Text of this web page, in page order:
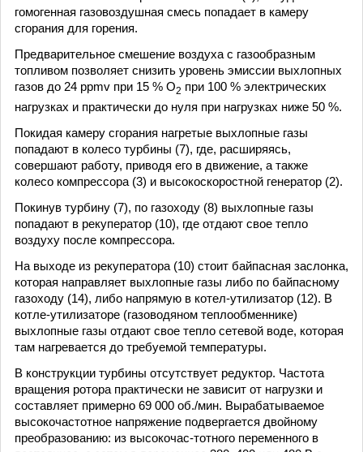
гомогенная газовоздушная смесь попадает в камеру
сгорания для горения.
Предварительное смешение воздуха с газообразным
топливом позволяет снизить уровень эмиссии выхлопных
газов до 24 ppmv при 15 % О2 при 100 % электрических
нагрузках и практически до нуля при нагрузках ниже 50 %.
Покидая камеру сгорания нагретые выхлопные газы
попадают в колесо турбины (7), где, расширяясь,
совершают работу, приводя его в движение, а также
колесо компрессора (3) и высокоскоростной генератор (2).
Покинув турбину (7), по газоходу (8) выхлопные газы
попадают в рекуператор (10), где отдают свое тепло
воздуху после компрессора.
На выходе из рекуператора (10) стоит байпасная заслонка,
которая направляет выхлопные газы либо по байпасному
газоходу (14), либо напрямую в котел-утилизатор (12). В
котле-утилизаторе (газоводяном теплообменнике)
выхлопные газы отдают свое тепло сетевой воде, которая
там нагревается до требуемой температуры.
В конструкции турбины отсутствует редуктор. Частота
вращения ротора практически не зависит от нагрузки и
составляет примерно 69 000 об./мин. Вырабатываемое
высокочастотное напряжение подвергается двойному
преобразованию: из высокочас-тотного переменного в